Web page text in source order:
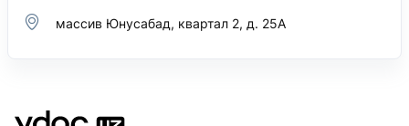
массив Юнусабад, квартал 2, д. 25А